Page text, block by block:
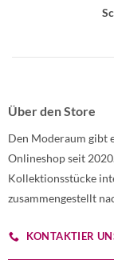
Über den Store
Den Moderaum gibt
Onlineshop seit
Kollektionsstücke
zusammengestellt
KONTAKTIER